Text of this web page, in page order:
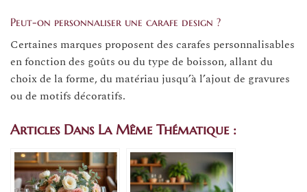
Peut-on personnaliser une carafe design ?
Certaines marques proposent des carafes personnalisables
en fonction des goûts ou du type de boisson, allant du
choix de la forme, du matériau jusqu’à l’ajout de gravures
ou de motifs décoratifs.
Articles Dans La Même Thématique :